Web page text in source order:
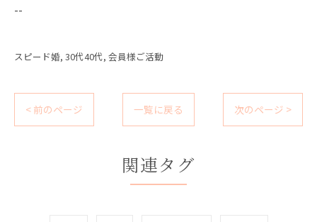
--
スピード婚 30代40代 会員様ご活動
< 前のページ 一覧に戻る 次のページ >
関連タグ